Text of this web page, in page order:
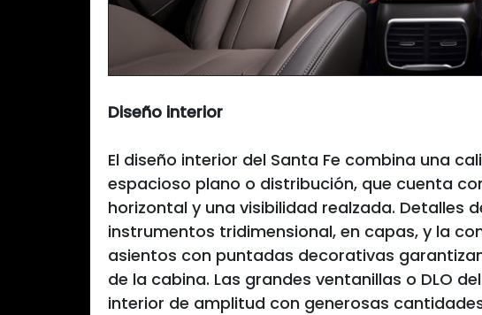
Diseño interior
El diseño interior del Santa Fe combina una
espacioso plano o distribución, que cuenta
horizontal y una visibilidad realzada. Detalles
instrumentos tridimensional, en capas, y la
asientos con puntadas decorativas
de la cabina. Las grandes ventanillas o DLO
interior de amplitud con generosas